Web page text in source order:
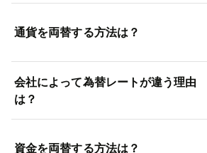
通貨を両替する方法は？
会社によって為替レートが違う理由
は？
資金を両替する方法は？